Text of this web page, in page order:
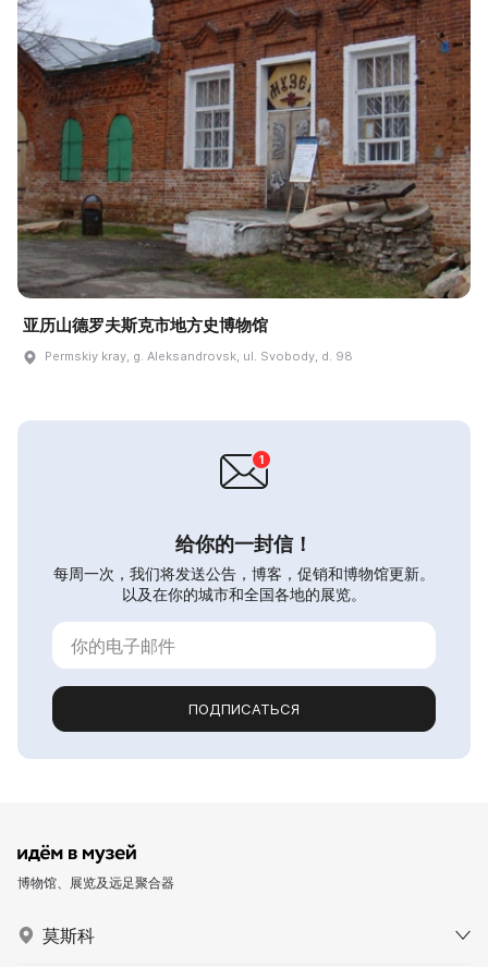
亚历山德罗夫斯克市地方史博物馆
Permskiy kray, g. Aleksandrovsk, ul. Svobody, d. 98
给你的一封信！
每周一次，我们将发送公告，博客，促销和博物馆更新。
以及在你的城市和全国各地的展览。
ПОДПИСАТЬСЯ
博物馆、展览及远足聚合器
莫斯科